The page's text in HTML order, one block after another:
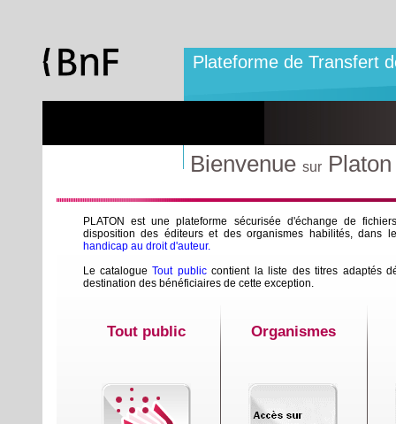
Plateforme de Transfert
Bienvenue surPlaton
PLATON est une plateforme sécurisée d'échange de
disposition des éditeurs et des organismes habilités, dans
handicap au droit d'auteur.
Le catalogueTout publiccontient la liste des titres adaptés
destination des bénéficiaires de cette exception.
Tout public Organismes